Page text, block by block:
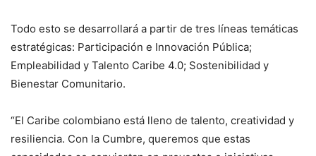
Todo esto se desarrollará a partir de tres líneas temáticas
estratégicas: Participación e Innovación Pública;
Empleabilidad y Talento Caribe 4.0; Sostenibilidad y
Bienestar Comunitario.
“El Caribe colombiano está lleno de talento, creatividad y
resiliencia. Con la Cumbre, queremos que estas